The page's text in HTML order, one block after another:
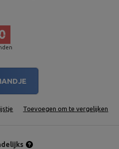
Toevoegen om te vergelijken